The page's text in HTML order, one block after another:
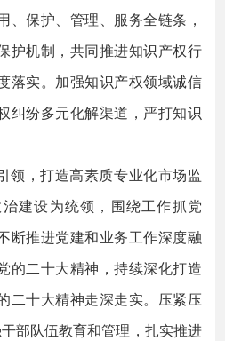
、保护、管理、服务全链条，
护机制，共同推进知识产权行
落实。加强知识产权领域诚信
纠纷多元化解渠道，严打知识
领，打造高素质专业化市场监
建设为统领，围绕工作抓党
断推进党建和业务工作深度融
的二十大精神，持续深化打造
二十大精神走深走实。压紧压
部队伍教育和管理，扎实推进